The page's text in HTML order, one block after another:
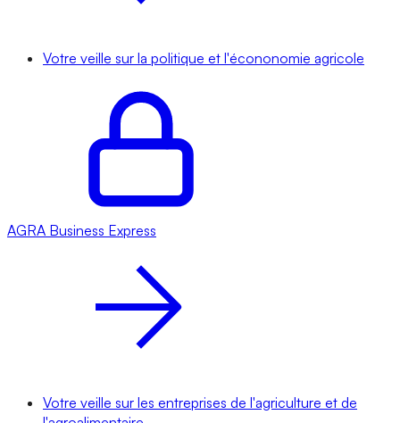
Votre veille sur la politique et l'écononomie agricole
AGRA Business Express
Votre veille sur les entreprises de l'agriculture et de